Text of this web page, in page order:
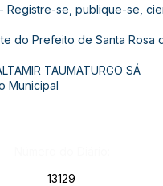
Registre-se, publique-se,
do Prefeito de Santa Rosa
TAUMATURGO SÁ
Municipal
13129